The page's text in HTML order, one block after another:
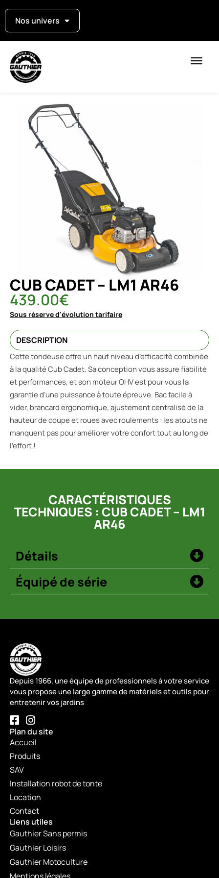
Nos univers
CUB CADET – LM1 AR46
439.00€
Sous réserve d'évolution tarifaire
DESCRIPTION
Cette tondeuse offre un haut niveau d’efficacité combinée
à la qualité Cub Cadet. Sa conception vous assure fiabilité
et performances, et son moteur OHV est pour vous la
garantie d’une puissance à toute épreuve. Bac facile à
vider, brancard ergonomique, ajustement centralisé de la
hauteur de coupe et roues avec roulements : les atouts ne
manquent pas pour améliorer votre confort tout au long de
l’effort !
CARACTÉRISTIQUES
TECHNIQUES : CUB CADET – LM1
AR46
Détails
Équipé de série
Depuis 1966, une équipe de professionnels à votre service
vous propose une large gamme de matériels et outils pour
entretenir vos jardins
Plan du site
Accueil
Produits
SAV
Installation robot de tonte
Location
Contact
Liens utiles
Gauthier Sans permis
Gauthier Loisirs
Gauthier Motoculture